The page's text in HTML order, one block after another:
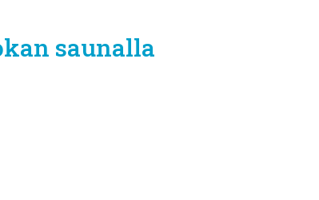
saunalla